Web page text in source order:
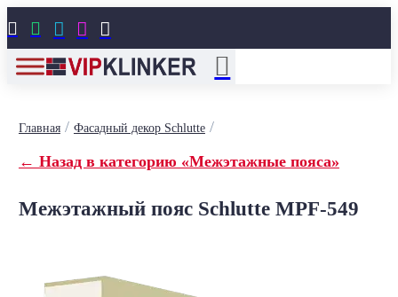
    
Главная/ Фасадный декор Schlutte/
← Назад в категорию «Межэтажные пояса»
Межэтажный пояс Schlutte MPF-549